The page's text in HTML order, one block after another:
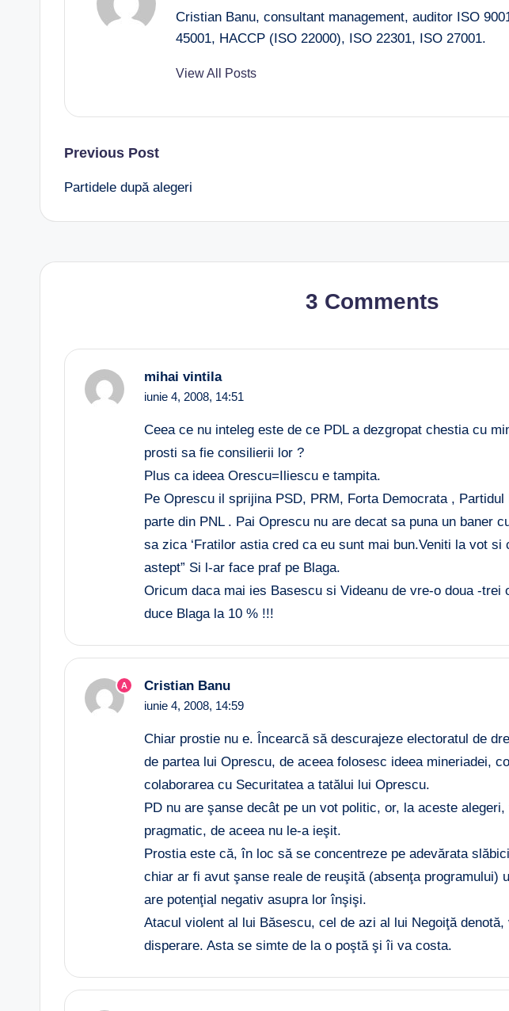
Cristian Banu, consultant management, auditor ISO
45001, HACCP (ISO 22000), ISO 22301, ISO 27001.
View All Posts
Post
navigation
Previous Post
Partidele după alegeri
3 Comments
mihai vintila
iunie 4, 2008, 14:51
Ceea ce nu inteleg este de ce PDL a dezgropat chestia cu
prosti sa fie consilierii lor ?
Plus ca ideea Orescu=Iliescu e tampita.
Pe Oprescu il sprijina PSD, PRM, Forta Democrata ,
parte din PNL . Pai Oprescu nu are decat sa puna un baner
sa zica ‘Fratilor astia cred ca eu sunt mai bun.Veniti la vot si
astept” Si l-ar face praf pe Blaga.
Oricum daca mai ies Basescu si Videanu de vre-o doua -trei
duce Blaga la 10 % !!!
A Cristian Banu
iunie 4, 2008, 14:59
Chiar prostie nu e. Încearcă să descurajeze electoratul de
de partea lui Oprescu, de aceea folosesc ideea mineriadei,
colaborarea cu Securitatea a tatălui lui Oprescu.
PD nu are şanse decât pe un vot politic, or, la aceste
pragmatic, de aceea nu le-a ieşit.
Prostia este că, în loc să se concentreze pe adevărata
chiar ar fi avut şanse reale de reuşită (absenţa programului)
are potenţial negativ asupra lor înşişi.
Atacul violent al lui Băsescu, cel de azi al lui Negoiţă
disperare. Asta se simte de la o poştă şi îi va costa.